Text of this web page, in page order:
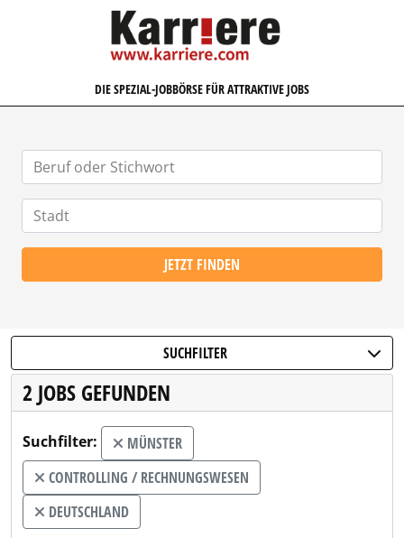
KARRIERE.COM
DIE SPEZIAL-JOBBÖRSE FÜR ATTRAKTIVE JOBS
JETZT FINDEN
SUCHFILTER
2 JOBS GEFUNDEN
Suchfilter:
MÜNSTER
CONTROLLING / RECHNUNGSWESEN
DEUTSCHLAND